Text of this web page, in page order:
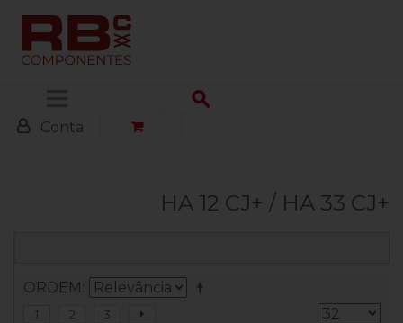
Conta
HA 12 CJ+ / HA 33 CJ+
ORDEM
1 2 3